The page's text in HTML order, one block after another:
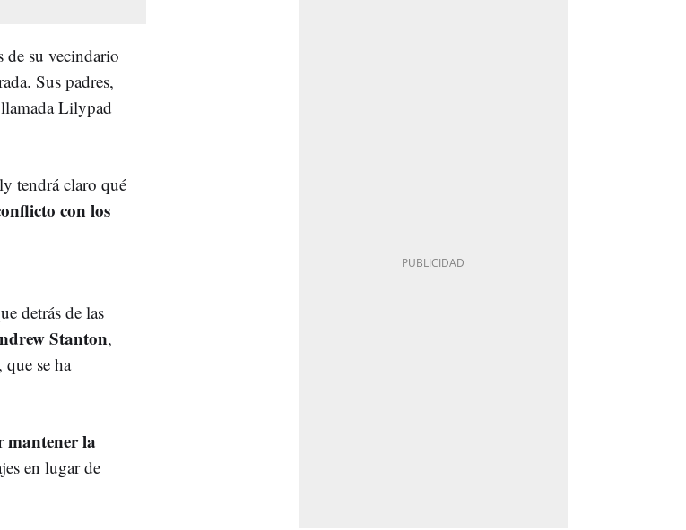
de su vecindario
Sus padres,
Lilypad
tendrá claro qué
con los
detrás de las
Stanton,
se ha
mantener la
en lugar de